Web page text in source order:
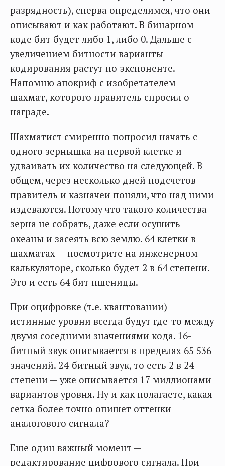
разрядность), сперва определимся, что они
описывают и как работают. В бинарном
коде бит будет либо 1, либо 0. Дальше с
увеличением битности варианты
кодирования растут по экспоненте.
Напомню апокриф с изобретателем
шахмат, которого правитель спросил о
награде.
Шахматист смиренно попросил начать с
одного зернышка на первой клетке и
удваивать их количество на следующей. В
общем, через несколько дней подсчетов
правитель и казначеи поняли, что над ними
издеваются. Потому что такого количества
зерна не собрать, даже если осушить
океаны и засеять всю землю. 64 клетки в
шахматах — посмотрите на инженерном
калькуляторе, сколько будет 2 в 64 степени.
Это и есть 64 бит пшеницы.
При оцифровке (т.е. квантовании)
истинные уровни всегда будут где-то между
двумя соседними значениями кода. 16-
битный звук описывается в пределах 65 536
значений. 24-битный звук, то есть 2 в 24
степени — уже описывается 17 миллионами
вариантов уровня. Ну и как полагаете, какая
сетка более точно опишет оттенки
аналогового сигнала?
Еще один важный момент —
редактирование цифрового сигнала. При